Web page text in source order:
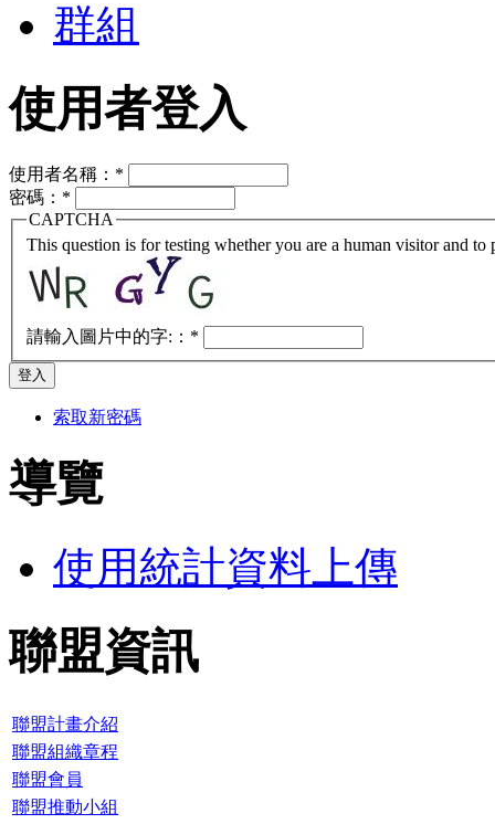
群組
使用者登入
使用者名稱： *
密碼： *
CAPTCHA
This question is for testing whether you are a human visitor and to
請輸入圖片中的字:： *
索取新密碼
導覽
使用統計資料上傳
聯盟資訊
聯盟計畫介紹
聯盟組織章程
聯盟會員
聯盟推動小組